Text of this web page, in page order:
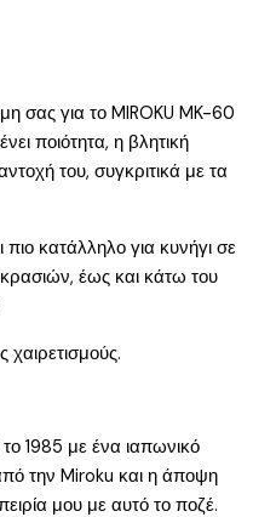
σας για το MIROKU MK-60
ποιότητα, η βλητική
του, συγκριτικά με τα
κατάλληλο για κυνήγι σε
έως και κάτω του
1985 με ένα ιαπωνικό
την Miroku και η άποψη
μου με αυτό το ποζέ.